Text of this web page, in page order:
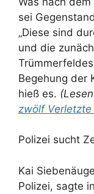
sei
„Diese sind
und die
Begehung der
hieß es.
zwölf
Polizei sucht
Kai
Polizei, sagte